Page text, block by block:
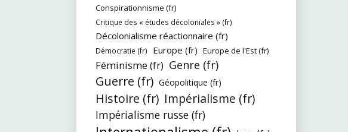
Conspirationnisme (fr)
Critique des « études décoloniales » (fr)
Décolonialisme réactionnaire (fr)
Démocratie (fr) Europe (fr) Europe de l'Est (fr)
Féminisme (fr) Genre (fr)
Guerre (fr) Géopolitique (fr)
Histoire (fr) Impérialisme (fr)
Impérialisme russe (fr)